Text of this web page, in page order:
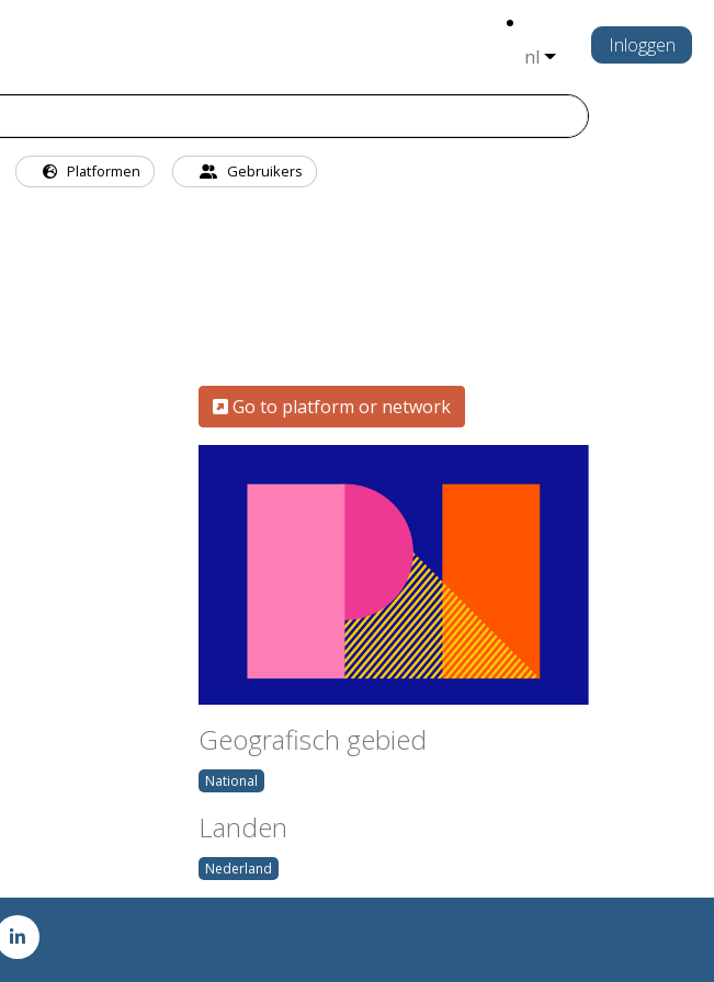
nl Inloggen
Platformen Gebruikers
Go to platform or network
Geografisch gebied
National
Landen
Nederland